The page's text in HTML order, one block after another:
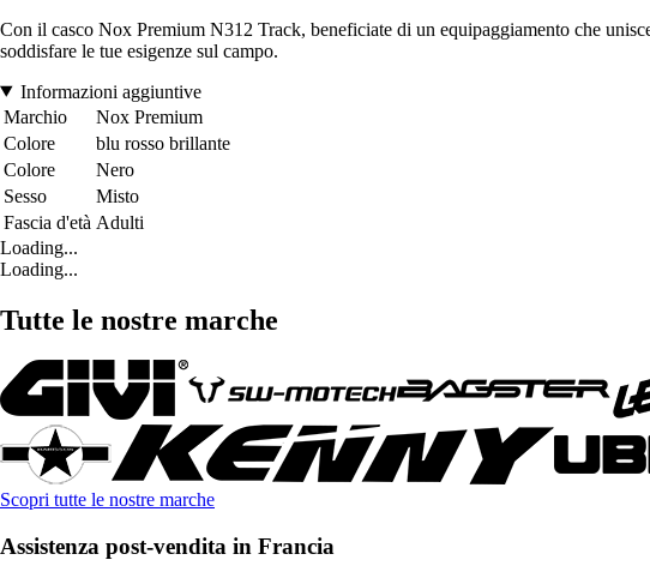
Con il casco Nox Premium N312 Track, beneficiate di un equipaggiamento che
soddisfare le tue esigenze sul campo.
Informazioni aggiuntive
Marchio
Nox Premium
Colore
blu rosso brillante
Colore
Nero
Sesso
Misto
Fascia d'età Adulti
Loading...
Loading...
Tutte le nostre marche
Scopri tutte le nostre marche
Assistenza post-vendita in Francia